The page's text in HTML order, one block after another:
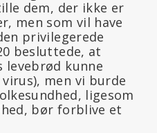
dem, der ikke er
men som vil have
privilegerede
besluttede, at
levebrød kunne
men vi burde
ligesom
bør forblive et